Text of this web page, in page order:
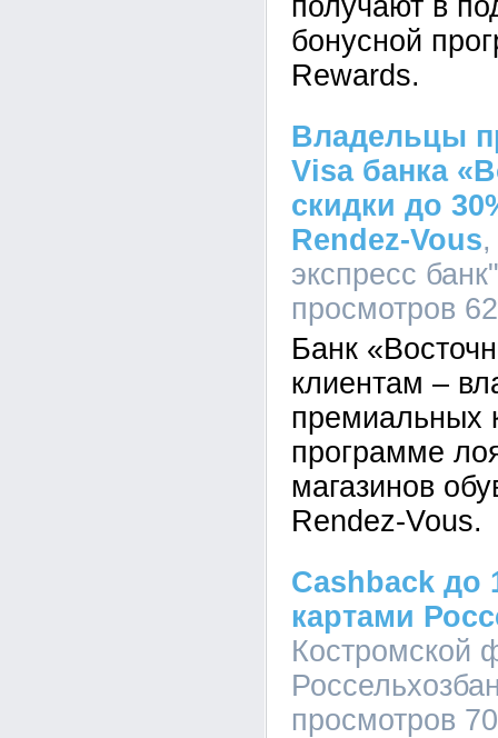
получают в
бонусной
Rewards.
Владельцы
Visa банка
скидки до
Rendez-Vous
экспресс
просмотров
Банк
клиентам –
премиальных
программе
магазинов
Rendez-Vous.
Cashback до
картами
Костромской
просмотров